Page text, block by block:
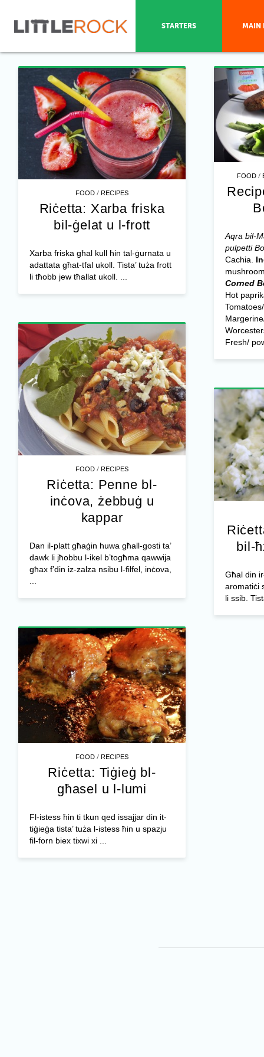
FOOD /RECIPES
Riċetta: Xarba friska
bil-ġelat u l-frott
Xarba friska għal kull ħin tal-ġurnata u
adattata għat-tfal ukoll. Tista’ tuża frott
li tħobb jew tħallat ukoll. ...
FOOD/
Aqra bil-
pulpetti
Cachia.
Corned
Hot
Fresh/
FOOD /RECIPES
Riċetta: Penne bl-
inċova, żebbuġ u
kappar
Dan il-platt għaġin huwa għall-gosti ta’
dawk li jħobbu l-ikel b’togħma qawwija
għax f’din iz-zalza nsibu l-filfel, inċova,
bil-
Għal din
aromatiċi
li ssib.
FOOD /RECIPES
Riċetta: Tiġieġ bl-
għasel u l-lumi
Fl-istess ħin ti tkun qed issajjar din it-
tiġieġa tista’ tuża l-istess ħin u spazju
fil-forn biex tixwi xi ...
STARTERS MAIN